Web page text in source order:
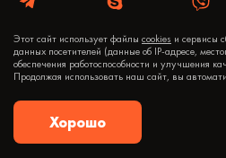
Этот сайт использует файлы cookies и сервисы
данных посетителей (данные об IP-адресе,
обеспечения работоспособности и улучшения
Продолжая использовать наш сайт, вы автомати
Хорошо